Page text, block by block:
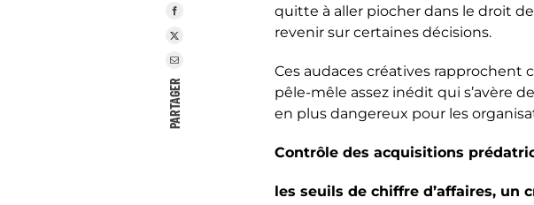
PARTAGER
quitte à aller piocher dans le droit
revenir sur certaines décisions.
Ces audaces créatives rapprochent
pêle-mêle assez inédit qui s’avère
en plus dangereux pour les
Contrôle des acquisitions
les seuils de chiffre d’affaires, un